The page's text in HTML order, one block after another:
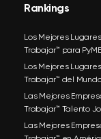
Rankings
Los Mejores
Trabajar™ para
Los Mejores
Trabajar™ del
Las Mejores
Trabajar™ Talento
Las Mejores